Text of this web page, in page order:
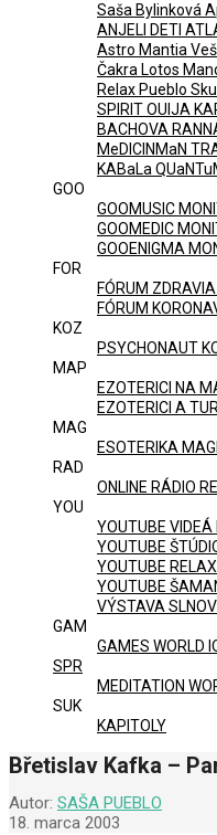
Saša Bylinková
ANJELI DETI
Astro Mantia
Čakra Lotos
Relax Pueblo
SPIRIT OUIJA
BACHOVA
MeDICINMaN
KABaLa
GOO
GOOMUSIC
GOOMEDIC
GOOENIGMA
FOR
FÓRUM
FÓRUM
KOZ
PSYCHONAUT
MAP
EZOTERICI NA
EZOTERICI A
MAG
ESOTERIKA
RAD
ONLINE RÁDIO
YOU
YOUTUBE VIDEÁ
YOUTUBE
YOUTUBE
YOUTUBE
VÝSTAVA
GAM
GAMES WORLD
SPR
MEDITATION
SUK
KAPITOLY
Břetislav Kafka –
Autor: SAŠA PUEBLO
18. marca 2003